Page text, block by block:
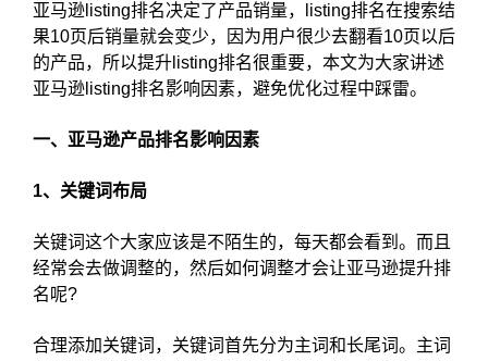
亚马逊listing排名决定了产品销量，listing排名在搜索结
果10页后销量就会变少，因为用户很少去翻看10页以后
的产品，所以提升listing排名很重要，本文为大家讲述
亚马逊listing排名影响因素，避免优化过程中踩雷。
一、亚马逊产品排名影响因素
1、关键词布局
关键词这个大家应该是不陌生的，每天都会看到。而且
经常会去做调整的，然后如何调整才会让亚马逊提升排
名呢?
合理添加关键词，关键词首先分为主词和长尾词。主词